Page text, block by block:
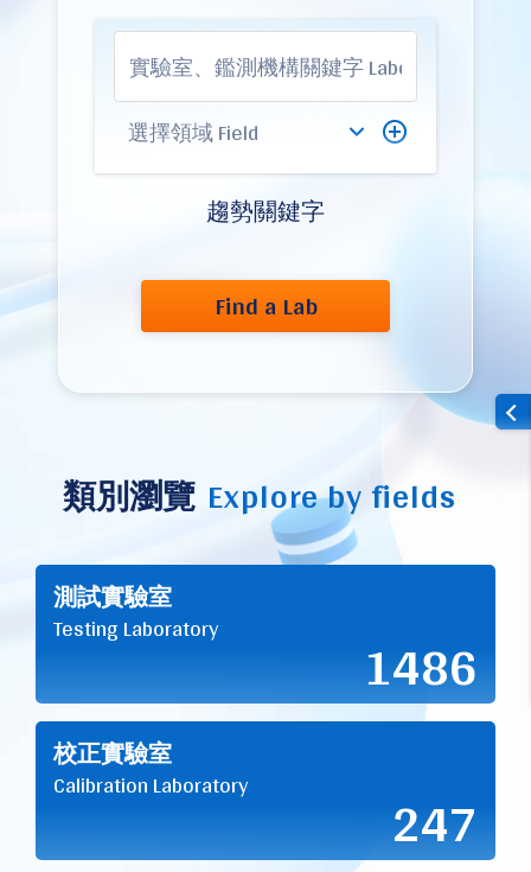
趨勢關鍵字
Find a Lab
類別瀏覽 Explore by fields
測試實驗室
Testing Laboratory 1486
校正實驗室
Calibration Laboratory 247